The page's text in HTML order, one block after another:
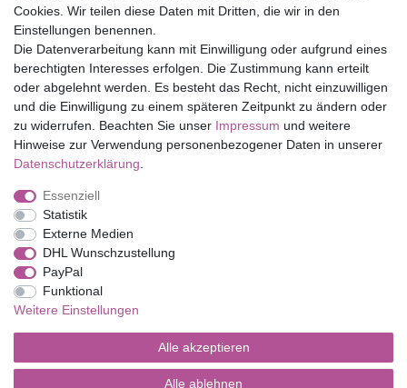
Eduplay
Folia Bringmann
Shop
Mein Konto
Service
Versandkosten
Impressum
Barrierefreiheitserklärung
Vertrag widerrufen
Cookies. Wir teilen diese Daten mit Dritten, die wir in den
Einstellungen benennen.
Die Datenverarbeitung kann mit Einwilligung oder aufgrund eines
berechtigten Interesses erfolgen. Die Zustimmung kann erteilt
oder abgelehnt werden. Es besteht das Recht, nicht einzuwilligen
und die Einwilligung zu einem späteren Zeitpunkt zu ändern oder
zu widerrufen. Beachten Sie unser Impressum und weitere
Hinweise zur Verwendung personenbezogener Daten in unserer
Daten­schutz­erklärung
Essenziell
Statistik
Externe Medien
DHL Wunschzustellung
PayPal
Funktional
Weitere Einstellungen
Alle akzeptieren
Alle ablehnen